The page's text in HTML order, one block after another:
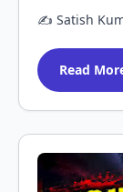
✍️ Satish
Read